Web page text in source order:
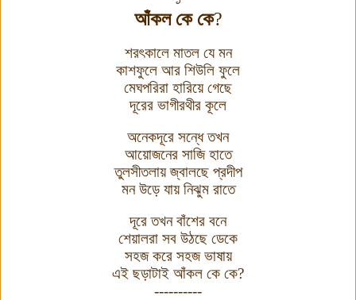
আঁকল কে কে?
শরৎকালে মাতল যে মন
কাশফুলে আর শিউলি ফুলে
মেঘপরিরা হারিয়ে গেছে
দূরের ভাগীরথীর কূলে
অনেকদূরে সন্ধে তখন
আয়োজনের সাজি হাতে
তুলসীতলায় জ্বালছে প্রদীপ
মন উড়ে যায় নিঝুম রাতে
দূরে তখন বাঁশের বনে
শেয়ালরা সব উঠছে ডেকে
সহজ করে সহজ ভাষায়
এই ছড়াটাই আঁকল কে কে?
----------